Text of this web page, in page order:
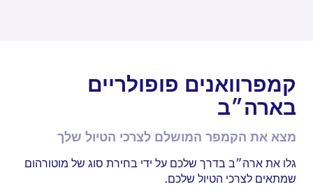
קמפרוואנים פופולריים
בארה״ב
מצא את הקמפר המושלם לצרכי הטיול שלך
גלו את ארה״ב בדרך שלכם על ידי בחירת סוג של מוטורהום
שמתאים לצרכי הטיול שלכם.